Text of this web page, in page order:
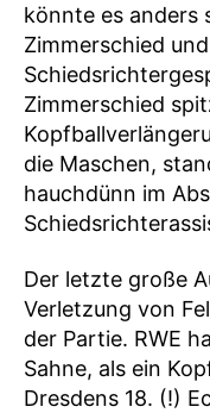
könnte es anders
Zimmerschied
Zimmerschied
die Maschen,
hauchdünn im
Der letzte große
Verletzung von
der Partie. RWE
Sahne, als ein
Dresdens 18. (!)